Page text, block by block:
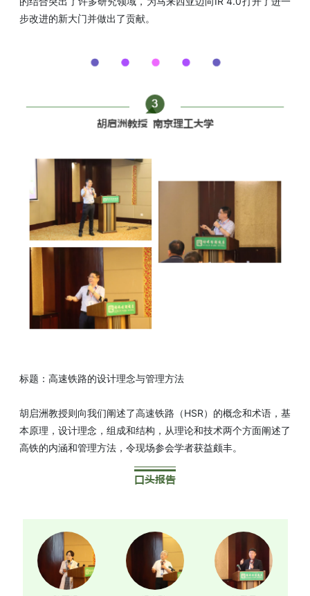
步改进的新大门并做出了贡献。
标题：高速铁路的设计理念与管理方法
胡启洲教授则向我们阐述了高速铁路（HSR）的概念和术语，基
本原理，设计理念，组成和结构，从理论和技术两个方面阐述了
高铁的内涵和管理方法，令现场参会学者获益颇丰。